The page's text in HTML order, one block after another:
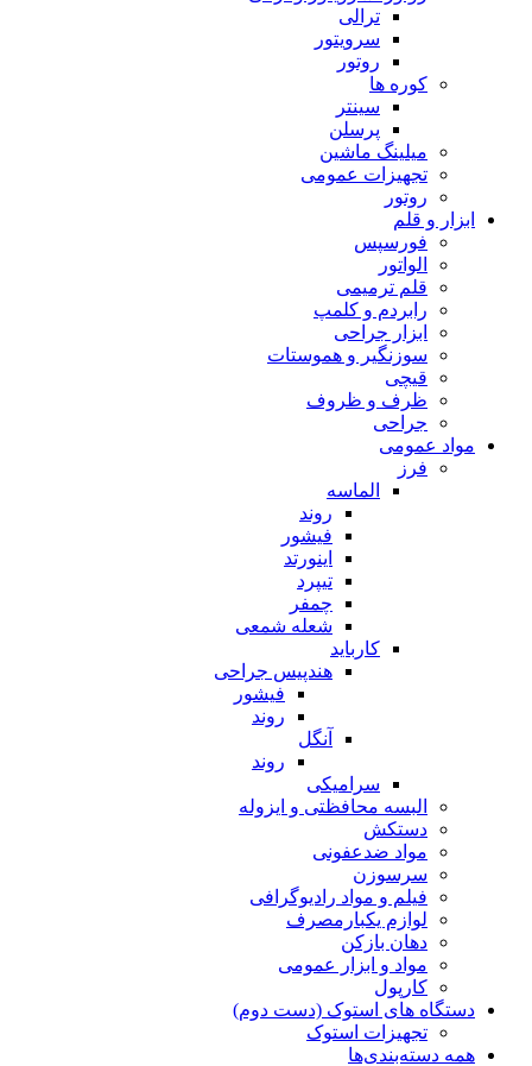
ترالی
سرویتور
روتور
کوره ها
سینتر
پرسلن
میلینگ ماشین
تجهیزات عمومی
روتور
ابزار و قلم
فورسپس
الواتور
قلم ترمیمی
رابردم و کلمپ
ابزار جراحی
سوزنگیر و هموستات
قیچی
ظرف و ظروف
جراحی
مواد عمومی
فرز
الماسه
روند
فیشور
اینورتد
تیپرد
چمفر
شعله شمعی
کارباید
هندپیس جراحی
فیشور
روند
آنگل
روند
سرامیکی
البسه محافظتی و ایزوله
دستکش
مواد ضدعفونی
سرسوزن
فیلم و مواد رادیوگرافی
لوازم یکبارمصرف
دهان بازکن
مواد و ابزار عمومی
کارپول
دستگاه های استوک (دست دوم)
تجهیزات استوک
همه دسته‌بندی‌ها